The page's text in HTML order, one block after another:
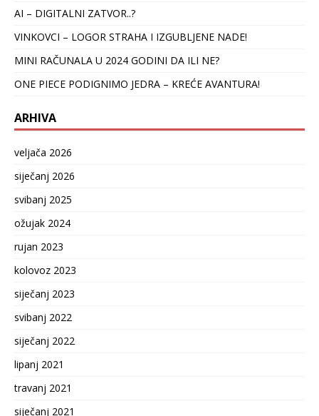
AI – DIGITALNI ZATVOR..?
VINKOVCI – LOGOR STRAHA I IZGUBLJENE NADE!
MINI RAČUNALA U 2024 GODINI DA ILI NE?
ONE PIECE PODIGNIMO JEDRA – KREĆE AVANTURA!
ARHIVA
veljača 2026
siječanj 2026
svibanj 2025
ožujak 2024
rujan 2023
kolovoz 2023
siječanj 2023
svibanj 2022
siječanj 2022
lipanj 2021
travanj 2021
siječanj 2021